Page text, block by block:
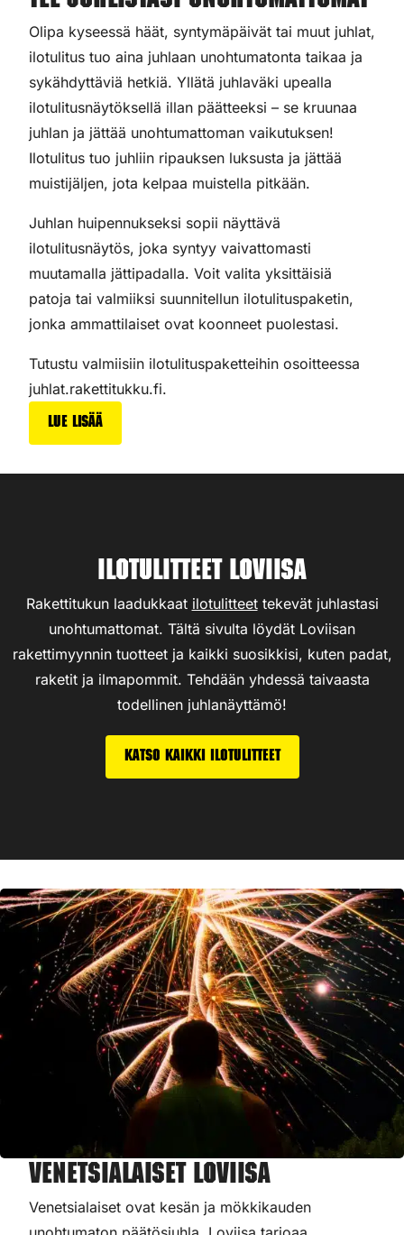
Olipa kyseessä häät, syntymäpäivät tai muut juhlat,
ilotulitus tuo aina juhlaan unohtumatonta taikaa ja
sykähdyttäviä hetkiä. Yllätä juhlaväki upealla
ilotulitusnäytöksellä illan päätteeksi – se kruunaa
juhlan ja jättää unohtumattoman vaikutuksen!
Ilotulitus tuo juhliin ripauksen luksusta ja jättää
muistijäljen, jota kelpaa muistella pitkään.
Juhlan huipennukseksi sopii näyttävä
ilotulitusnäytös, joka syntyy vaivattomasti
muutamalla jättipadalla. Voit valita yksittäisiä
patoja tai valmiiksi suunnitellun ilotulituspaketin,
jonka ammattilaiset ovat koonneet puolestasi.
Tutustu valmiisiin ilotulituspaketteihin osoitteessa
juhlat.rakettitukku.fi.
Lue lisää
Ilotulitteet Loviisa
Rakettitukun laadukkaat ilotulitteettekevät juhlastasi
unohtumattomat. Tältä sivulta löydät Loviisan
rakettimyynnin tuotteet ja kaikki suosikkisi, kuten padat,
raketit ja ilmapommit. Tehdään yhdessä taivaasta
todellinen juhlanäyttämö!
Katso kaikki ilotulitteet
Venetsialaiset Loviisa
Venetsialaiset ovat kesän ja mökkikauden